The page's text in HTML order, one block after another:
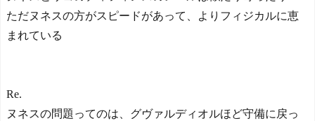
ただヌネスの方がスピードがあって、よりフィジカルに恵
まれている
Re.
ヌネスの問題ってのは、グヴァルディオルほど守備に戻っ